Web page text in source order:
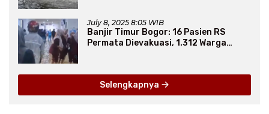
July 8, 2025 8:05 WIB
Banjir Timur Bogor: 16 Pasien RS
Permata Dievakuasi, 1.312 Warga
Selengkapnya